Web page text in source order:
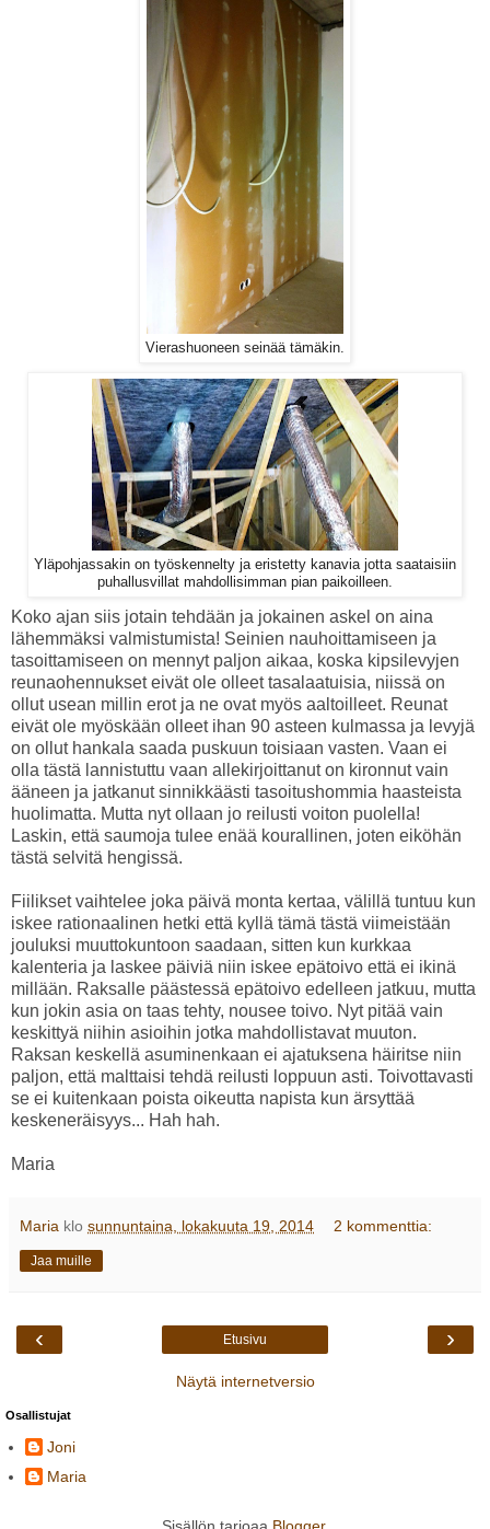
Vierashuoneen seinää tämäkin.
Yläpohjassakin on työskennelty ja eristetty kanavia jotta saataisiin
puhallusvillat mahdollisimman pian paikoilleen.
Koko ajan siis jotain tehdään ja jokainen askel on aina
lähemmäksi valmistumista! Seinien nauhoittamiseen ja
tasoittamiseen on mennyt paljon aikaa, koska kipsilevyjen
reunaohennukset eivät ole olleet tasalaatuisia, niissä on
ollut usean millin erot ja ne ovat myös aaltoilleet. Reunat
eivät ole myöskään olleet ihan 90 asteen kulmassa ja levyjä
on ollut hankala saada puskuun toisiaan vasten. Vaan ei
olla tästä lannistuttu vaan allekirjoittanut on kironnut vain
ääneen ja jatkanut sinnikkäästi tasoitushommia haasteista
huolimatta. Mutta nyt ollaan jo reilusti voiton puolella!
Laskin, että saumoja tulee enää kourallinen, joten eiköhän
tästä selvitä hengissä.
Fiilikset vaihtelee joka päivä monta kertaa, välillä tuntuu kun
iskee rationaalinen hetki että kyllä tämä tästä viimeistään
jouluksi muuttokuntoon saadaan, sitten kun kurkkaa
kalenteria ja laskee päiviä niin iskee epätoivo että ei ikinä
millään. Raksalle päästessä epätoivo edelleen jatkuu, mutta
kun jokin asia on taas tehty, nousee toivo. Nyt pitää vain
keskittyä niihin asioihin jotka mahdollistavat muuton.
Raksan keskellä asuminenkaan ei ajatuksena häiritse niin
paljon, että malttaisi tehdä reilusti loppuun asti. Toivottavasti
se ei kuitenkaan poista oikeutta napista kun ärsyttää
keskeneräisyys... Hah hah.
Maria
Maria klo sunnuntaina, lokakuuta 19, 2014 2 kommenttia:
Jaa muille
‹ ›
Etusivu
Näytä internetversio
Osallistujat
Joni
Maria